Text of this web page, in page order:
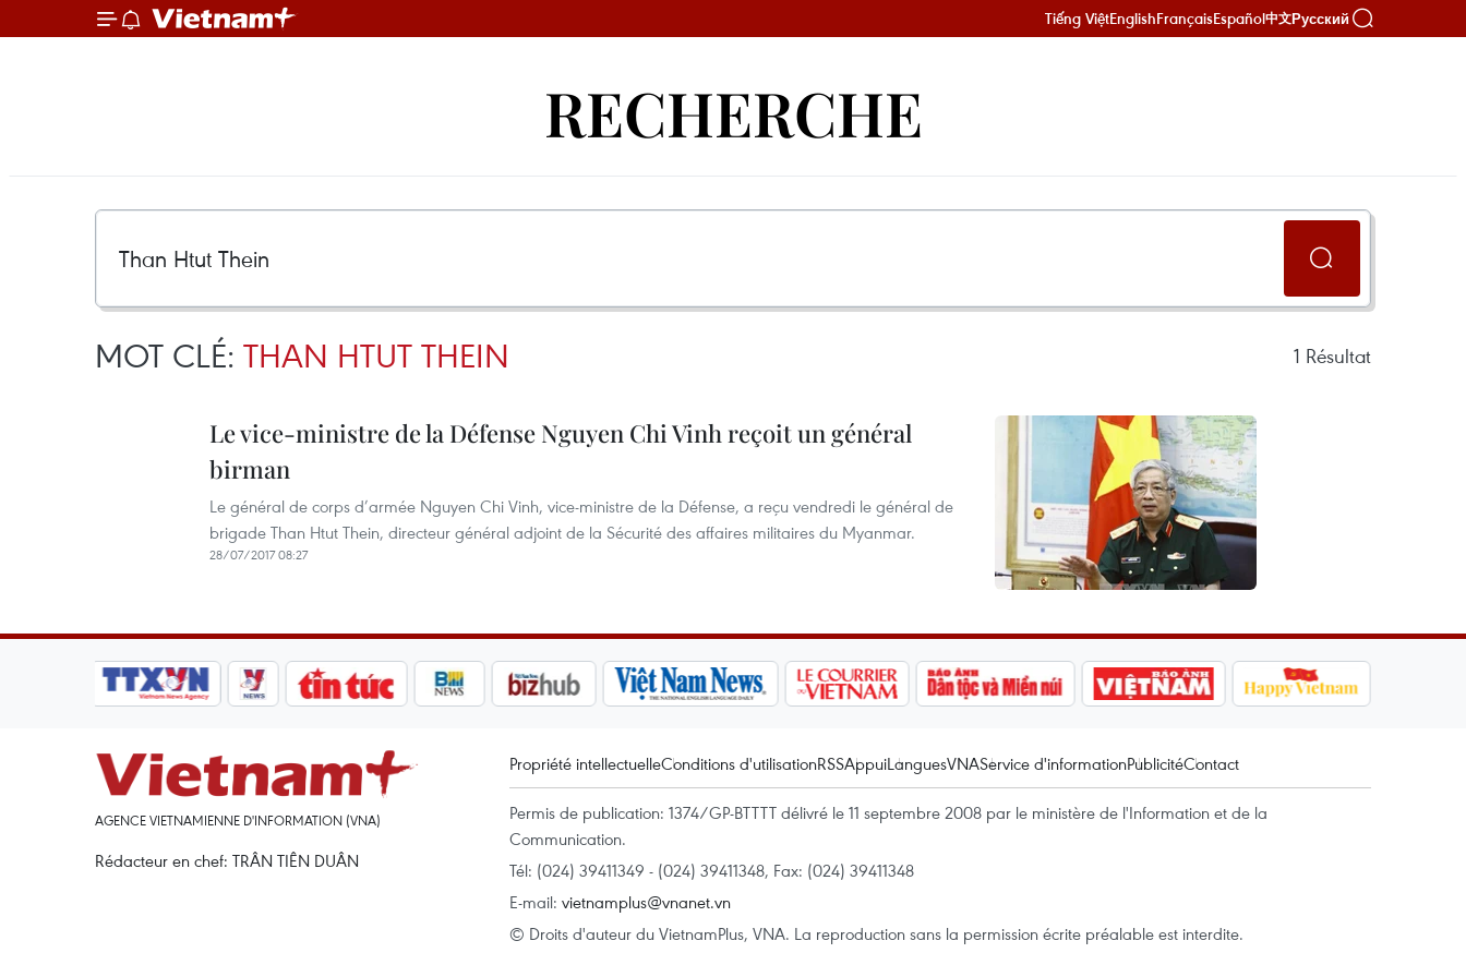
Tiếng ViệtEnglishFrançaisEspañol中文Русский
RECHERCHE
MOT CLÉ: THAN HTUT THEIN 1 Résultat
Le vice-ministre de la Défense Nguyen Chi Vinh reçoit un général
birman
Le général de corps d’armée Nguyen Chi Vinh, vice-ministre de la Défense, a reçu vendredi le général de
brigade Than Htut Thein, directeur général adjoint de la Sécurité des affaires militaires du Myanmar.
28/07/2017 08:27
AGENCE VIETNAMIENNE D'INFORMATION (VNA)
Rédacteur en chef: TRÂN TIÊN DUÂN
Propriété intellectuelleConditions d'utilisationRSSAppuiLanguesVNAService d'informationPublicitéContact
Permis de publication: 1374/GP-BTTTT délivré le 11 septembre 2008 par le ministère de l'Information et de la
Communication.
Tél: (024) 39411349 - (024) 39411348, Fax: (024) 39411348
E-mail: vietnamplus@vnanet.vn
© Droits d'auteur du VietnamPlus, VNA. La reproduction sans la permission écrite préalable est interdite.